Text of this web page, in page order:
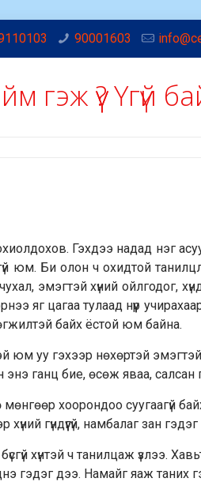
90001603
гэж үү?
Гэхдээ надад нэг
юм. Би олон ч охидтой
эмэгтэй хүний ойлгодог,
яг цагаа тулаад нүүр
байх ёстой юм байна.
юм уу гэхээр нөхөртэй
энэ ганц бие, өсөж яваа, салсан
хоорондоо суугаагүй
гүндүүгүй, намбалаг зан
хүнтэй ч танилцаж үзлээ.
гэдэг дээ. Намайг яаж таних